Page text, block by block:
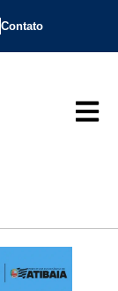
Contato